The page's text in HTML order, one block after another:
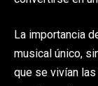
La importancia
musical único,
que se vivían